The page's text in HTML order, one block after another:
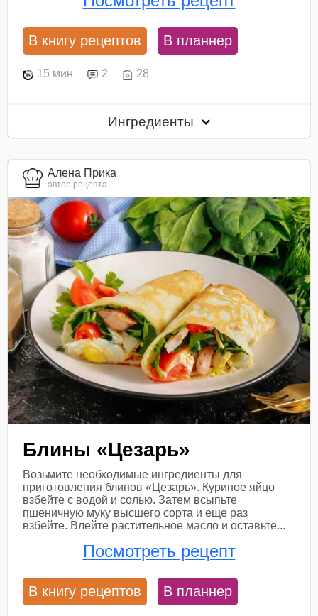
В книгу рецептов В планнер
15 мин 2 28
Ингредиенты
Алена Прика
автор рецепта
Блины «Цезарь»
Возьмите необходимые ингредиенты для
приготовления блинов «Цезарь». Куриное яйцо
взбейте с водой и солью. Затем всыпьте
пшеничную муку высшего сорта и еще раз
взбейте. Влейте растительное масло и оставьте...
Посмотреть рецепт
В книгу рецептов В планнер